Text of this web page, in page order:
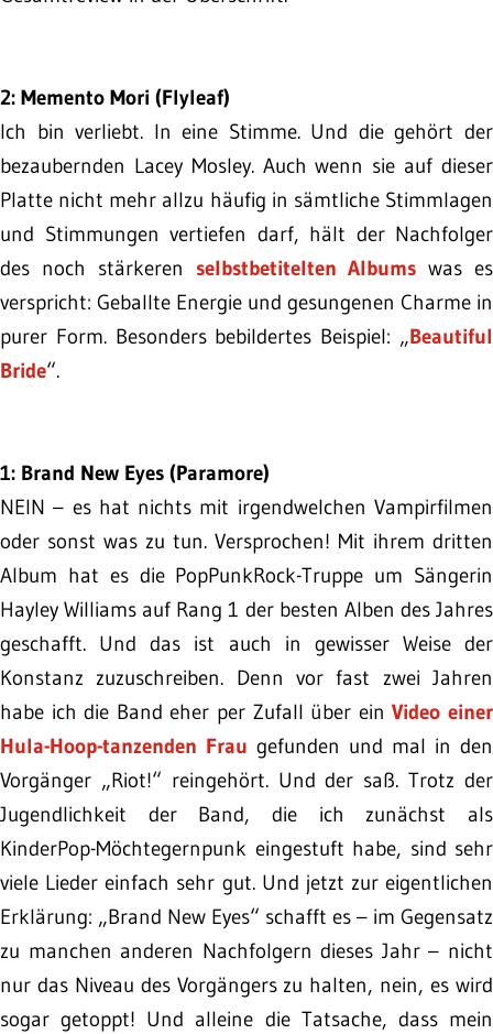
2: Memento Mori (Flyleaf)
Ich bin verliebt. In eine Stimme. Und die gehört der
bezaubernden Lacey Mosley. Auch wenn sie auf dieser
Platte nicht mehr allzu häufig in sämtliche Stimmlagen
und Stimmungen vertiefen darf, hält der Nachfolger
des noch stärkeren selbstbetitelten Albums was es
verspricht: Geballte Energie und gesungenen Charme in
purer Form. Besonders bebildertes Beispiel: „Beautiful
Bride“.
1: Brand New Eyes (Paramore)
NEIN – es hat nichts mit irgendwelchen Vampirfilmen
oder sonst was zu tun. Versprochen! Mit ihrem dritten
Album hat es die PopPunkRock-Truppe um Sängerin
Hayley Williams auf Rang 1 der besten Alben des Jahres
geschafft. Und das ist auch in gewisser Weise der
Konstanz zuzuschreiben. Denn vor fast zwei Jahren
habe ich die Band eher per Zufall über einVideo einer
Hula-Hoop-tanzenden Frau gefunden und mal in den
Vorgänger „Riot!“ reingehört. Und der saß. Trotz der
Jugendlichkeit der Band, die ich zunächst als
KinderPop-Möchtegernpunk eingestuft habe, sind sehr
viele Lieder einfach sehr gut. Und jetzt zur eigentlichen
Erklärung: „Brand New Eyes“ schafft es – im Gegensatz
zu manchen anderen Nachfolgern dieses Jahr – nicht
nur das Niveau des Vorgängers zu halten, nein, es wird
sogar getoppt! Und alleine die Tatsache, dass mein